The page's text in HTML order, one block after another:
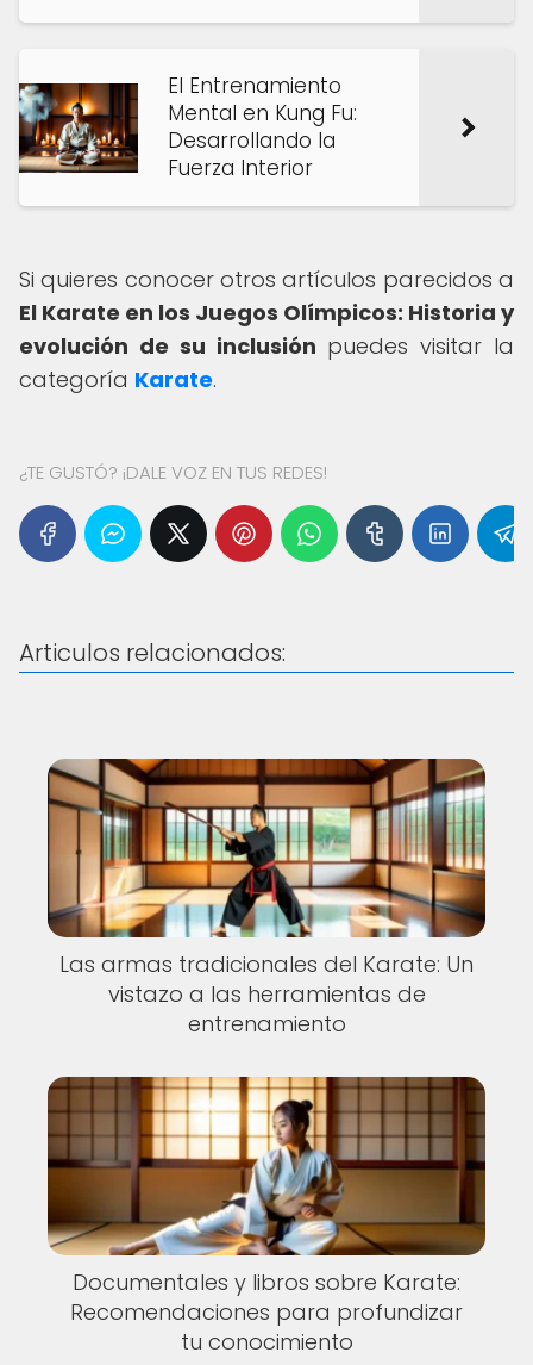
El Entrenamiento
Mental en Kung Fu:
Desarrollando la
Fuerza Interior
Si quieres conocer otros artículos parecidos a
El Karate en los Juegos Olímpicos: Historia y
evolución de su inclusión puedes visitar la
categoría Karate.
¿TE GUSTÓ? ¡DALE VOZ EN TUS REDES!
Articulos relacionados:
Las armas tradicionales del Karate: Un
vistazo a las herramientas de
entrenamiento
Documentales y libros sobre Karate:
Recomendaciones para profundizar
tu conocimiento